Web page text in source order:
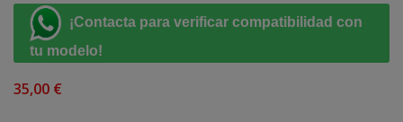
¡Contacta para verificar compatibilidad con
tu modelo!
35,00 €